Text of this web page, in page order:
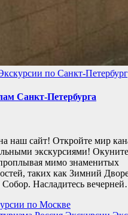
по Санкт-
Санкт-Петербурга
наш сайт! Откройте мир
экскурсиями!
мимо знаменитых
таких как Зимний
Насладитесь